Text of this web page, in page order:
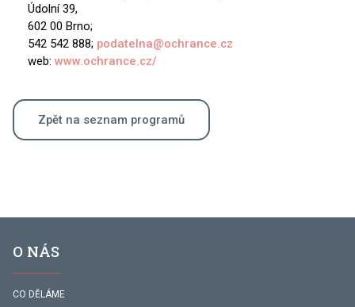
Údolní 39,
602 00 Brno;
542 542 888; podatelna@ochrance.cz
web: www.ochrance.cz/
Zpět na seznam programů
O NÁS
CO DĚLÁME